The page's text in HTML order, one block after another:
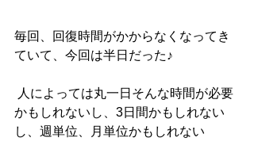
毎回、回復時間がかからなくなってき
ていて、今回は半日だった♪
かもしれないし、3日間かもしれない
し、週単位、月単位かもしれない